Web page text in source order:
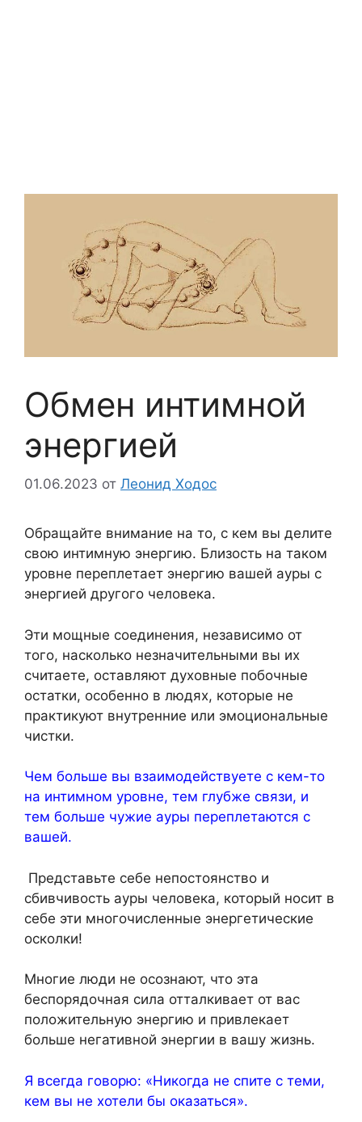
Обмен интимной
энергией
01.06.2023 от Леонид Ходос
Обращайте внимание на то, с кем вы делите
свою интимную энергию. Близость на таком
уровне переплетает энергию вашей ауры с
энергией другого человека.
Эти мощные соединения, независимо от
того, насколько незначительными вы их
считаете, оставляют духовные побочные
остатки, особенно в людях, которые не
практикуют внутренние или эмоциональные
чистки.
Чем больше вы взаимодействуете с кем-то
на интимном уровне, тем глубже связи, и
тем больше чужие ауры переплетаются с
вашей.
Представьте себе непостоянство и
сбивчивость ауры человека, который носит в
себе эти многочисленные энергетические
осколки!
Многие люди не осознают, что эта
беспорядочная сила отталкивает от вас
положительную энергию и привлекает
больше негативной энергии в вашу жизнь.
Я всегда говорю: «Никогда не спите с теми,
кем вы не хотели бы оказаться».